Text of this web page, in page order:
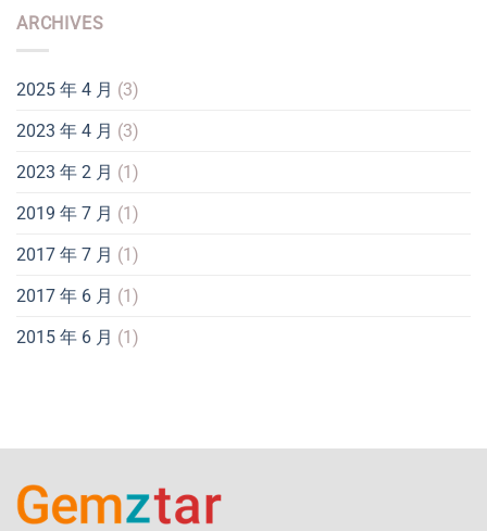
ARCHIVES
2025 年 4 月 (3)
2023 年 4 月 (3)
2023 年 2 月 (1)
2019 年 7 月 (1)
2017 年 7 月 (1)
2017 年 6 月 (1)
2015 年 6 月 (1)